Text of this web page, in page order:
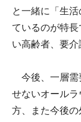
と一緒に「生
ているのが特
い高齢者、要介
今後、一層需
せないオール
方、また今後